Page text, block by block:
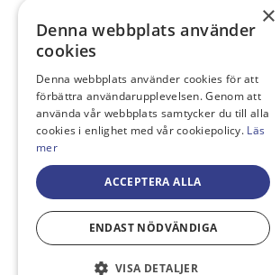
×
Denna webbplats använder
cookies
Denna webbplats använder cookies för att
förbättra användarupplevelsen. Genom att
använda vår webbplats samtycker du till alla
cookies i enlighet med vår cookiepolicy. Läs
mer
ACCEPTERA ALLA
ENDAST NÖDVÄNDIGA
VISA DETALJER